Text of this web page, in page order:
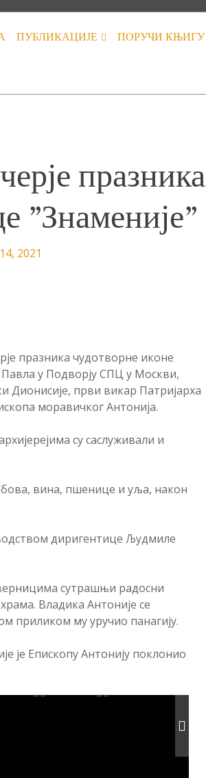
ПУБЛИКАЦИЈЕ ПОРУЧИ КЊИГУ
празника
”Знаменије”
2021
празника чудотворне иконе
Павла у Подворју СПЦ у Москви,
Дионисије, први викар Патријарха
моравичког Антонија.
су саслуживали и
вина, пшенице и уља, након
диригентице Људмиле
сутрашњи радосни
Владика Антоније се
приликом му уручио панагију.
је Епископу Антонију поклонио